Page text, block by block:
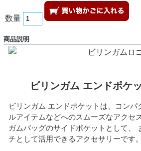
数量
商品説明
ビリンガム エンドポケ
ビリンガム エンドポケットは、コン
ルアイテムなどへのスムーズなアクセ
ガムバッグのサイドポケットとして、
チとして活用できるアクセサリーです。